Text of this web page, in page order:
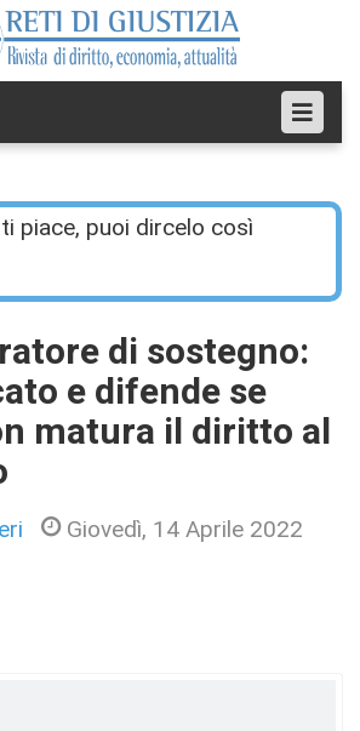
piace, puoi dircelo così
di sostegno:
e difende se
matura il diritto al
Giovedì, 14 Aprile 2022